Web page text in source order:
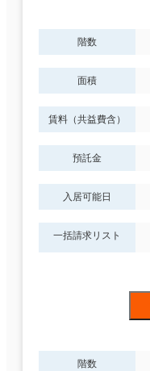
階数
面積
賃料（共益費含）
預託金
入居可能日
一括請求リスト
階数